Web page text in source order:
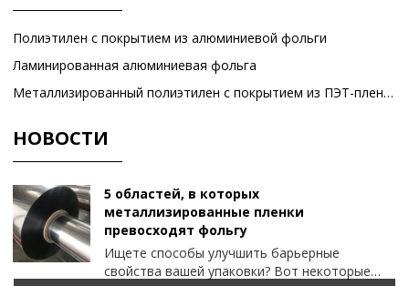
Полиэтилен с покрытием из алюминиевой фольги
Ламинированная алюминиевая фольга
Металлизированный полиэтилен с покрытием из ПЭТ-пленки
НОВОСТИ
5 областей, в которых
металлизированные пленки
превосходят фольгу
Ищете способы улучшить барьерные
свойства вашей упаковки? Вот некоторые